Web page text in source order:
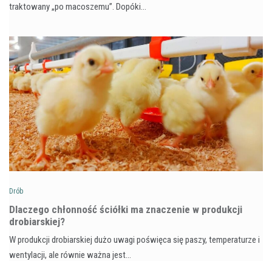
traktowany „po macoszemu”. Dopóki…
Drób
Dlaczego chłonność ściółki ma znaczenie w produkcji
drobiarskiej?
W produkcji drobiarskiej dużo uwagi poświęca się paszy, temperaturze i
wentylacji, ale równie ważna jest…